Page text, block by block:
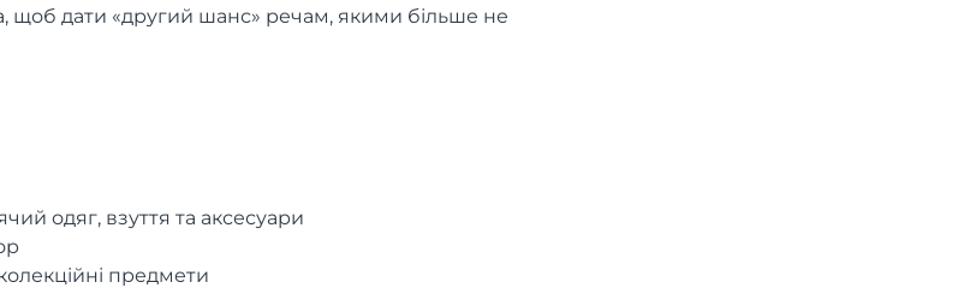
щоб дати «другий шанс» речам, якими більше не
одяг, взуття та аксесуари
предмети